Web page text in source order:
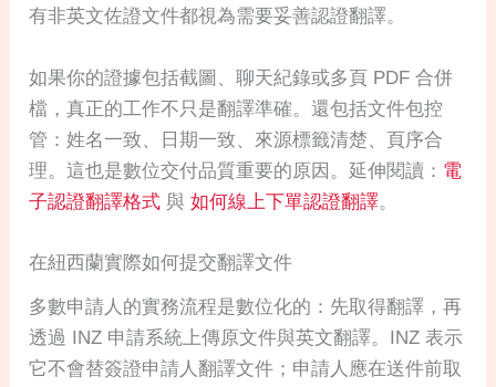
有非英文佐證文件都視為需要妥善認證翻譯。
如果你的證據包括截圖、聊天紀錄或多頁 PDF 合併
檔，真正的工作不只是翻譯準確。還包括文件包控
管：姓名一致、日期一致、來源標籤清楚、頁序合
理。這也是數位交付品質重要的原因。延伸閱讀： 電
子認證翻譯格式 與如何線上下單認證翻譯。
在紐西蘭實際如何提交翻譯文件
多數申請人的實務流程是數位化的：先取得翻譯，再
透過 INZ 申請系統上傳原文件與英文翻譯。INZ 表示
它不會替簽證申請人翻譯文件；申請人應在送件前取